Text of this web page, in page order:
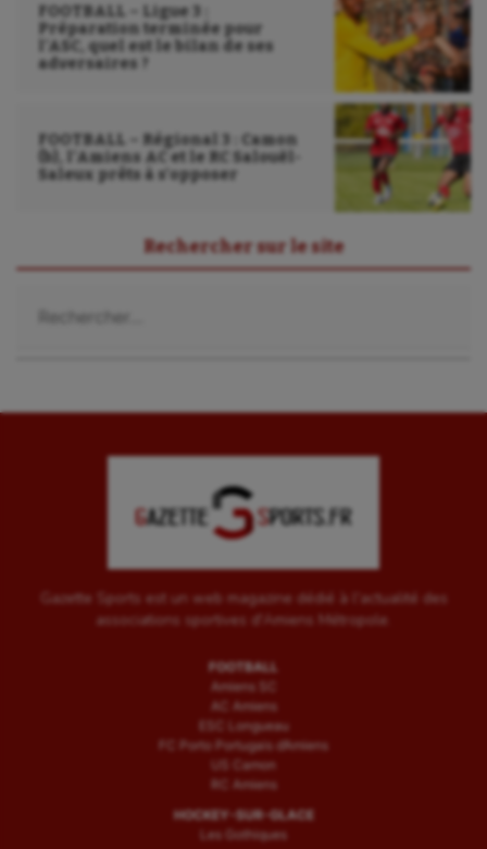
FOOTBALL – Ligue 3 :
Préparation terminée pour
l’ASC, quel est le bilan de ses
adversaires ?
FOOTBALL – Régional 3 : Camon
(b), l’Amiens AC et le RC Salouël-
Saleux prêts à s’opposer
Rechercher sur le site
Gazette Sports est un web magazine dédié à l'actualité des
associations sportives d'Amiens Métropole.
FOOTBALL
Amiens SC
AC Amiens
ESC Longueau
FC Porto Portugais d’Amiens
US Camon
RC Amiens
HOCKEY-SUR-GLACE
Les Gothiques